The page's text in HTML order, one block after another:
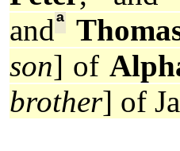
andª
son] of
brother] of